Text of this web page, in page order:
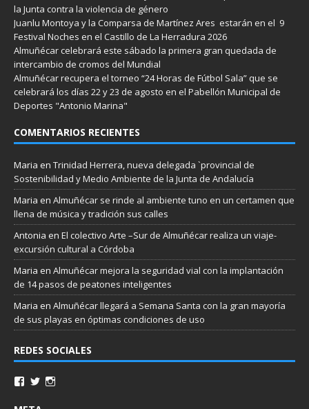
la Junta contra la violencia de género
Juanlu Montoya y la Comparsa de Martínez Ares estarán en el 9
Festival Noches en el Castillo de La Herradura 2026
Almuñécar celebrará este sábado la primera gran quedada de
intercambio de cromos del Mundial
Almuñécar recupera el torneo “24 Horas de Fútbol Sala” que se
celebrará los días 22 y 23 de agosto en el Pabellón Municipal de
Deportes "Antonio Marina"
COMENTARIOS RECIENTES
Maria en Trinidad Herrera, nueva delegada `provincial de
Sostenibilidad y Medio Ambiente de la Junta de Andalucía
Maria en Almuñécar se rinde al ambiente tuno en un certamen que
llena de música y tradición sus calles
Antonia en El colectivo Arte –Sur de Almuñécar realiza un viaje-
excursión cultural a Córdoba
Maria en Almuñécar mejora la seguridad vial con la implantación
de 14 pasos de peatones inteligentes
Maria en Almuñécar llegará a Semana Santa con la gran mayoría
de sus playas en óptimas condiciones de uso
REDES SOCIALES